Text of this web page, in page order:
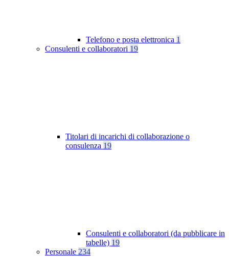
Telefono e posta elettronica 1
Consulenti e collaboratori 19
Titolari di incarichi di collaborazione o
consulenza 19
Consulenti e collaboratori (da pubblicare in
tabelle) 19
Personale 234